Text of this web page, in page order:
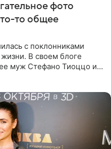
фото
то общее
с поклонниками
В своем блоге
ее муж Стефано Тиоццо и